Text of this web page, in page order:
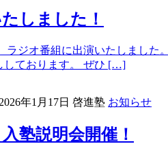
しました！
ラジオ番組に出演いたしまし
しております。 ぜひ […]
2026年1月17日 啓進塾 お知らせ
塾説明会開催！